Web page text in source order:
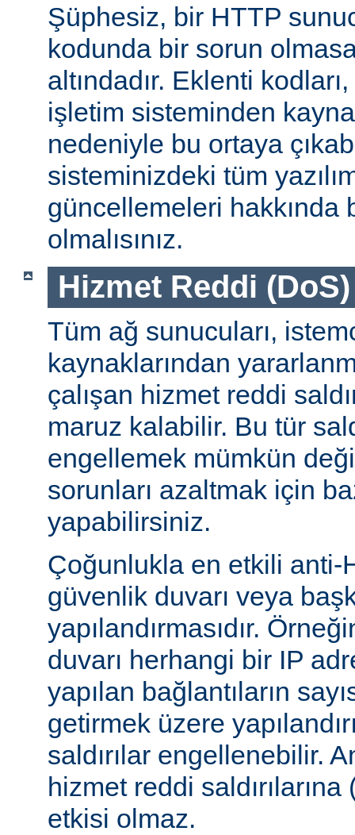
Şüphesiz, bir HTTP
kodunda bir sorun
altındadır. Eklenti
işletim sisteminden
nedeniyle bu ortaya
sisteminizdeki tüm
güncellemeleri hakkında
olmalısınız.
Hizmet Reddi (DoS)
Tüm ağ sunucuları,
kaynaklarından
çalışan hizmet reddi
maruz kalabilir. Bu tür
engellemek mümkün
sorunları azaltmak için
yapabilirsiniz.
Çoğunlukla en etkili anti-
güvenlik duvarı veya
yapılandırmasıdır.
duvarı herhangi bir IP
yapılan bağlantıların
getirmek üzere
saldırılar engellenebilir.
hizmet reddi
etkisi olmaz.